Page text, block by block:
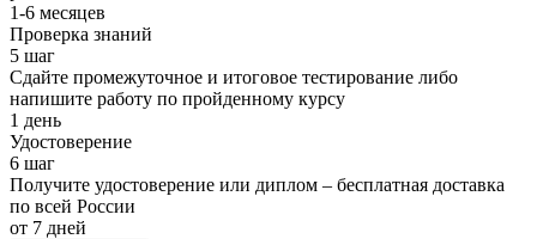
1-6 месяцев
Проверка знаний
5 шаг
Сдайте промежуточное и итоговое тестирование либо
напишите работу по пройденному курсу
1 день
Удостоверение
6 шаг
Получите удостоверение или диплом – бесплатная доставка
по всей России
от 7 дней